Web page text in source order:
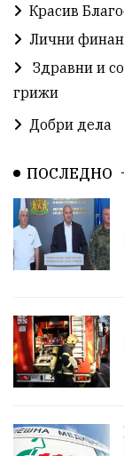
Методи
Министерски
#Земеделие
Белица
досъдебно
Репресии
Красив
Лични
Здравни и
грижи
Добри дела
ПОСЛЕДНО